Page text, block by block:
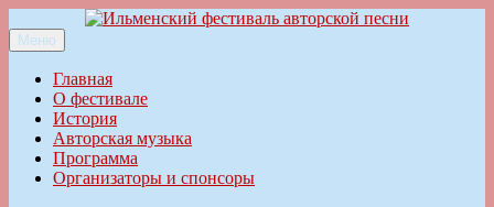
к
содержимому
Ильменский фестиваль авторской песни
Меню
Главная
О фестивале
История
Авторская музыка
Программа
Организаторы и спонсоры